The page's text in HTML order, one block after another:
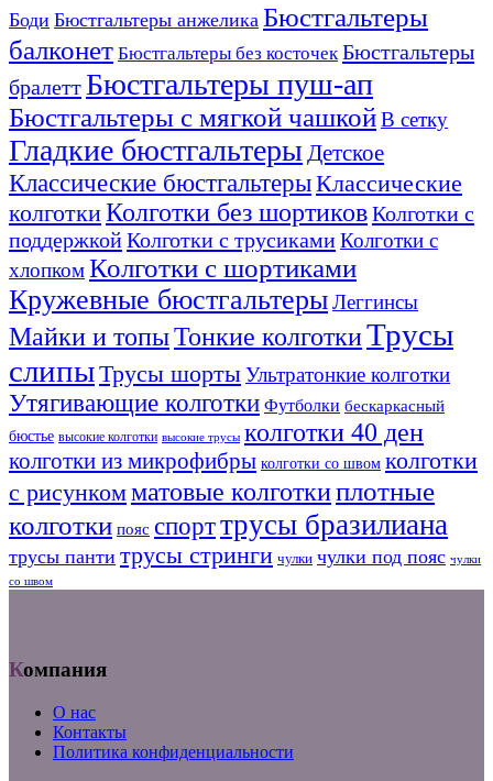
Боди Бюстгальтеры анжелика Бюстгальтеры
балконет Бюстгальтеры без косточек Бюстгальтеры
бралеттБюстгальтеры пуш-ап
Бюстгальтеры с мягкой чашкойВ сетку
Гладкие бюстгальтерыДетское
Классические бюстгальтерыКлассические
колготкиКолготки без шортиковКолготки с
поддержкойКолготки с трусикамиКолготки с
хлопкомКолготки с шортиками
Кружевные бюстгальтерыЛеггинсы
Майки и топыТонкие колготкиТрусы
слипыТрусы шортыУльтратонкие колготки
Утягивающие колготки Футболки бескаркасный
бюстье высокие колготки высокие трусы колготки 40 ден
колготки из микрофибры колготки со швом колготки
с рисункомматовые колготкиплотные
колготки пояс спорттрусы бразилиана
трусы панти трусы стринги чулки чулки под пояс чулки
со швом
Компания
О нас
Контакты
Политика конфиденциальности